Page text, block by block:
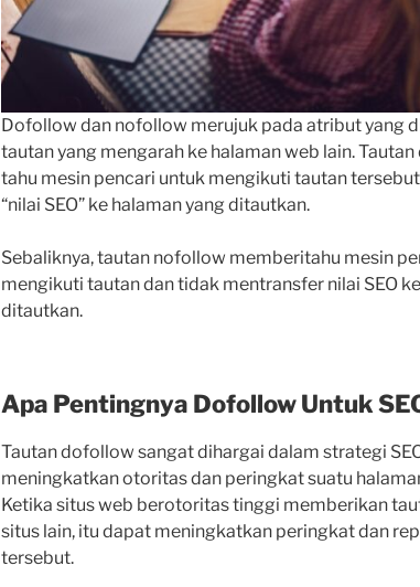
Dofollow dan nofollow merujuk pada atribut yang
tautan yang mengarah ke halaman web lain.
tahu mesin pencari untuk mengikuti tautan
“nilai SEO” ke halaman yang ditautkan.
Sebaliknya, tautan nofollow memberitahu mesin
mengikuti tautan dan tidak mentransfer nilai SEO
ditautkan.
Apa Pentingnya Dofollow Untuk
Tautan dofollow sangat dihargai dalam strategi
meningkatkan otoritas dan peringkat suatu
Ketika situs web berotoritas tinggi memberikan
situs lain, itu dapat meningkatkan peringkat dan
tersebut.